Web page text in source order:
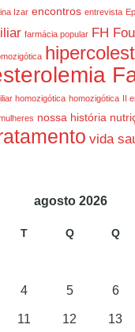
Izar encontros entrevista
farmácia popular FH
homozigótica homozigótica II
nossa história
vida
agosto 2026
T Q Q
4 5 6
11 12 13